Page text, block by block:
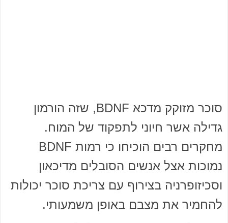
סוכר מזוקק מדכא BDNF, שזה הורמון
גדילה אשר חיוני לתפקוד של המוח.
מחקרים רבים הוכיחו כי רמות BDNF
נמוכות אצל אנשים הסובלים מדיכאון
וסכיזופרניה בצירוף עם צריכת סוכר יכולות
להחמיר את מצבם באופן משמעותי.